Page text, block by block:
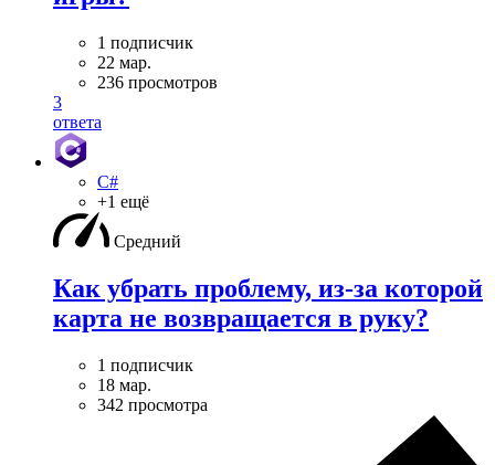
1 подписчик
22 мар.
236 просмотров
3
ответа
C#
+1 ещё
Средний
Как убрать проблему, из-за которой
карта не возвращается в руку?
1 подписчик
18 мар.
342 просмотра